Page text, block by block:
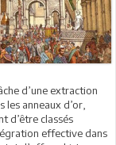
d’une extraction
anneaux d’or,
d’être classés
effective dans